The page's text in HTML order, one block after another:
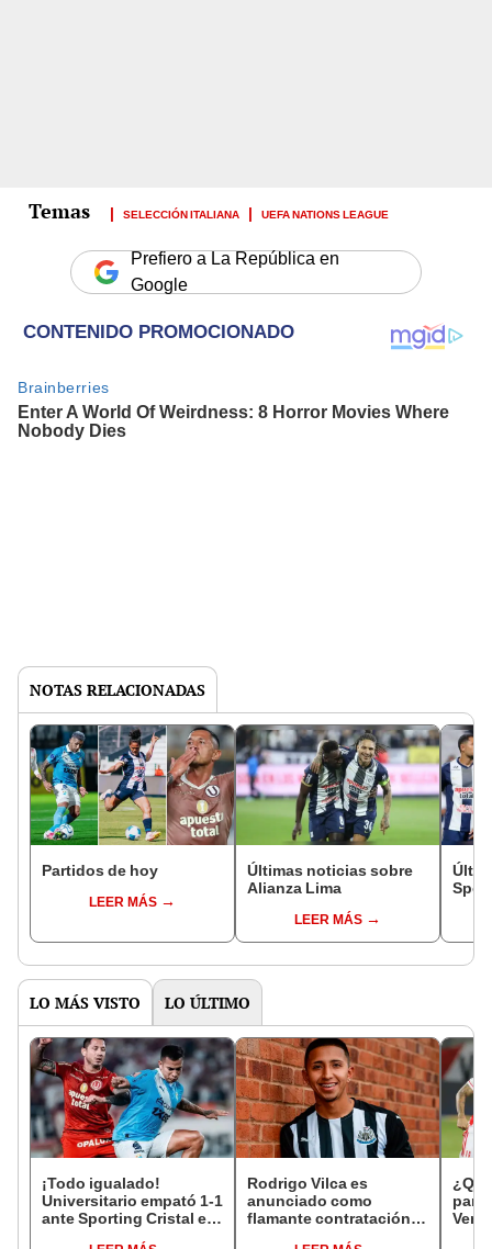
SELECCIÓN ITALIANA UEFA NATIONS LEAGUE
Prefiero a La República en
Google
NOTAS RELACIONADAS
Partidos de hoy
LEER MÁS
Últimas noticias sobre
Alianza Lima
LEER MÁS
LO MÁS VISTO LO ÚLTIMO
¡Todo igualado!
Universitario empató 1-1
ante Sporting Cristal en
Rodrigo Vilca es
anunciado como
flamante contratación